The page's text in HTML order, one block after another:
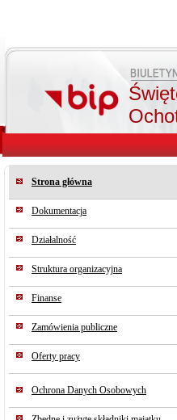
Strona główna
Dokumentacja
Działalność
Struktura organizacyjna
Finanse
Zamówienia publiczne
Oferty pracy
Ochrona Danych Osobowych